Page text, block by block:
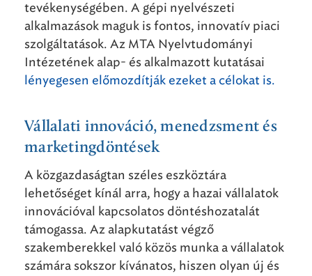
tevékenységében. A gépi nyelvészeti
alkalmazások maguk is fontos, innovatív piaci
szolgáltatások. Az MTA Nyelvtudományi
Intézetének alap- és alkalmazott kutatásai
lényegesen előmozdítják ezeket a célokat is.
Vállalati innováció, menedzsment és
marketingdöntések
A közgazdaságtan széles eszköztára
lehetőséget kínál arra, hogy a hazai vállalatok
innovációval kapcsolatos döntéshozatalát
támogassa. Az alapkutatást végző
szakemberekkel való közös munka a vállalatok
számára sokszor kívánatos, hiszen olyan új és